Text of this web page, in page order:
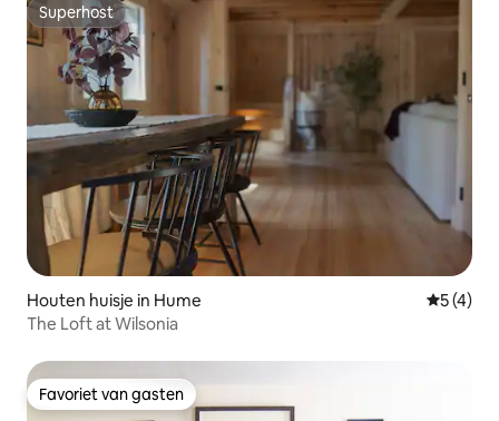
Superhost
Superhost
Houten huisje in Hume
5 (4)
The Loft at Wilsonia
Favoriet van gasten
Favoriet van gasten